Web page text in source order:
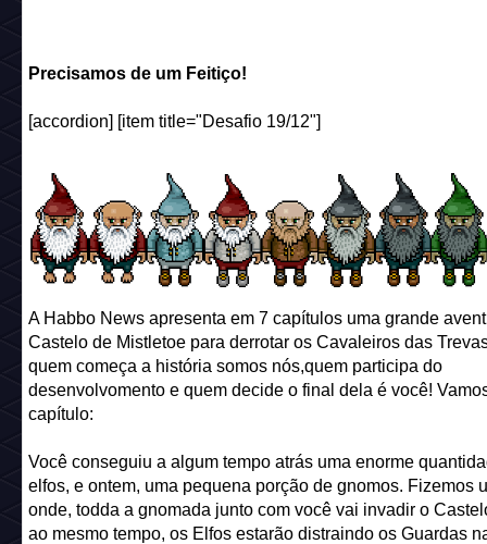
Precisamos de um Feitiço!
[accordion] [item title="Desafio 19/12"]
A Habbo News apresenta em 7 capítulos uma grande
Castelo de Mistletoe para derrotar os Cavaleiros das
quem começa a história somos nós,quem participa do
desenvolvomento e quem decide o final dela é você!
capítulo:
Você conseguiu a algum tempo atrás uma enorme
elfos, e ontem, uma pequena porção de gnomos. Fizemos
onde, todda a gnomada junto com você vai invadir o
ao mesmo tempo, os Elfos estarão distraindo os Guardas